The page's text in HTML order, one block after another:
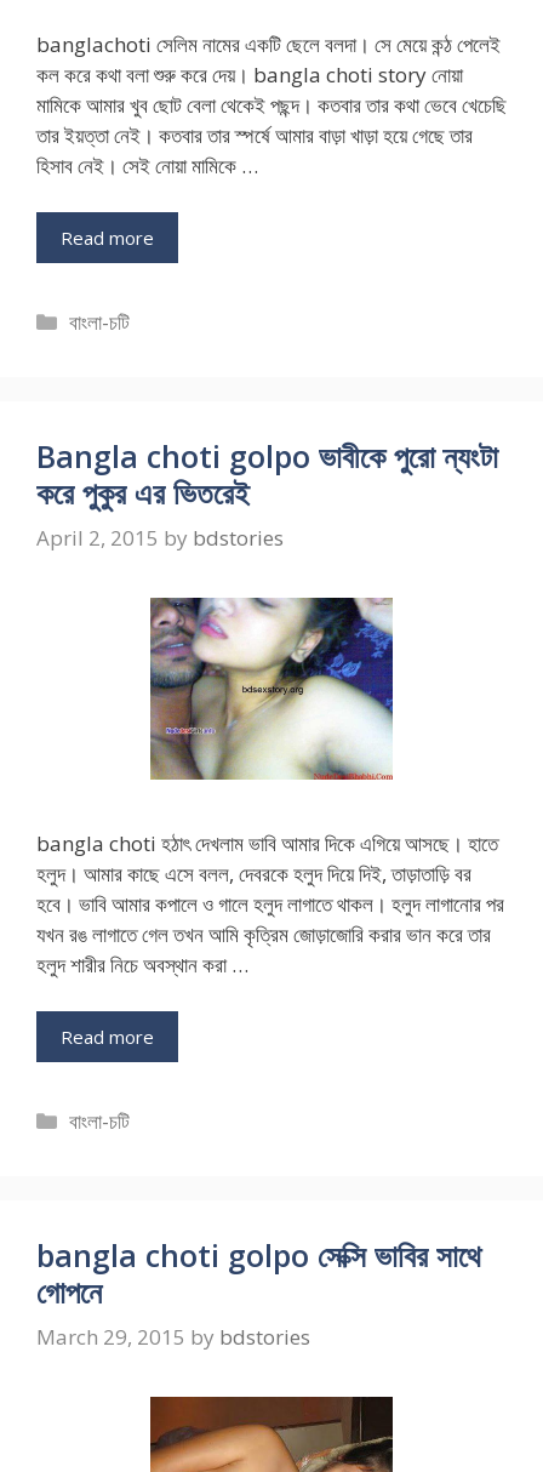
banglachoti সেলিম নামের একটি ছেলে বলদা। সে মেয়ে কন্ঠ পেলেই
কল করে কথা বলা শুরু করে দেয়। bangla choti story নোয়া
মামিকে আমার খুব ছোট বেলা থেকেই পছন্দ। কতবার তার কথা ভেবে খেচেছি
তার ইয়ত্তা নেই। কতবার তার স্পর্ষে আমার বাড়া খাড়া হয়ে গেছে তার
হিসাব নেই। সেই নোয়া মামিকে …
Read more
Categories
বাংলা-চটি
Bangla choti golpo ভাবীকে পুরো ন্যংটা
করে পুকুর এর ভিতরেই
April 2, 2015 by bdstories
bangla choti হঠাৎ দেখলাম ভাবি আমার দিকে এগিয়ে আসছে। হাতে
হলুদ। আমার কাছে এসে বলল, দেবরকে হলুদ দিয়ে দিই, তাড়াতাড়ি বর
হবে। ভাবি আমার কপালে ও গালে হলুদ লাগাতে থাকল। হলুদ লাগানোর পর
যখন রঙ লাগাতে গেল তখন আমি কৃত্রিম জোড়াজোরি করার ভান করে তার
হলুদ শারীর নিচে অবস্থান করা …
Read more
Categories
বাংলা-চটি
bangla choti golpo সেক্সি ভাবির সাথে
গোপনে
March 29, 2015 by bdstories